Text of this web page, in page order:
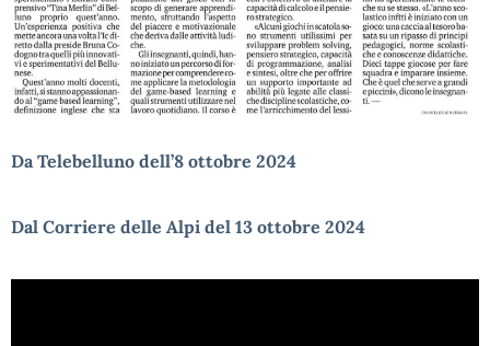
Da Telebelluno dell’8 ottobre 2024
Dal Corriere delle Alpi del 13 ottobre 2024